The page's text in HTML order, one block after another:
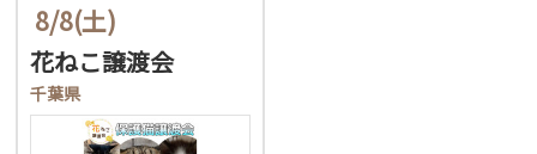
8/8(土)
花ねこ譲渡会
千葉県